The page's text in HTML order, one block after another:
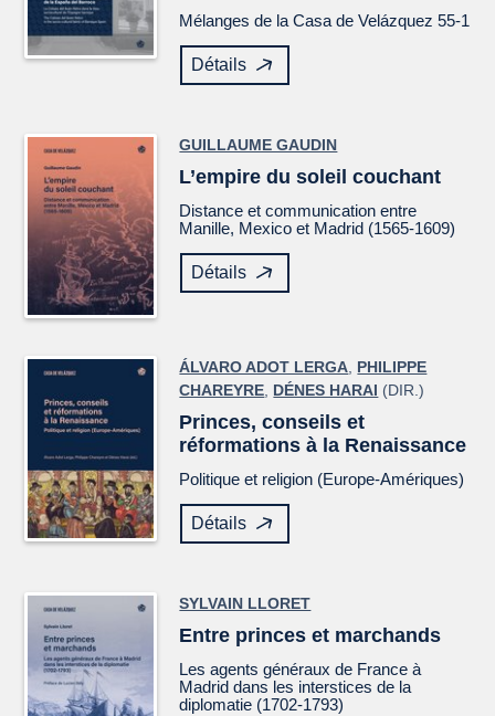
Mélanges de la Casa de Velázquez 55-1
Détails
GUILLAUME GAUDIN
L’empire du soleil couchant
Distance et communication entre
Manille, Mexico et Madrid (1565-1609)
Détails
ÁLVARO ADOT LERGA, PHILIPPE
CHAREYRE, DÉNES HARAI (DIR.)
Princes, conseils et
réformations à la Renaissance
Politique et religion (Europe-Amériques)
Détails
SYLVAIN LLORET
Entre princes et marchands
Les agents généraux de France à
Madrid dans les interstices de la
diplomatie (1702-1793)